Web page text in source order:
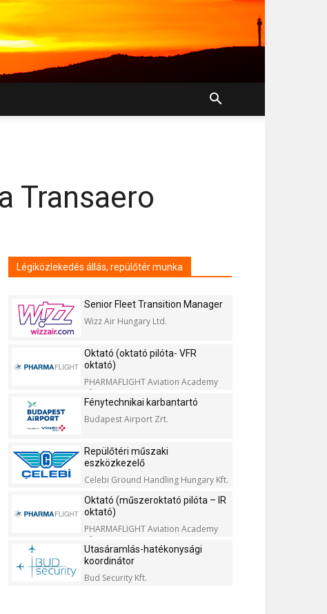
Transaero
Légiközlekedés állás, repülőtér munka
Senior Fleet Transition Manager
Wizz Air Hungary Ltd.
Oktató (oktató pilóta- VFR
oktató)
PHARMAFLIGHT Aviation Academy
Kft.
Fénytechnikai karbantartó
Budapest Airport Zrt.
Repülőtéri műszaki
eszközkezelő
Celebi Ground Handling Hungary Kft.
Oktató (műszeroktató pilóta – IR
oktató)
PHARMAFLIGHT Aviation Academy
Kft.
Utasáramlás-hatékonysági
koordinátor
Bud Security Kft.